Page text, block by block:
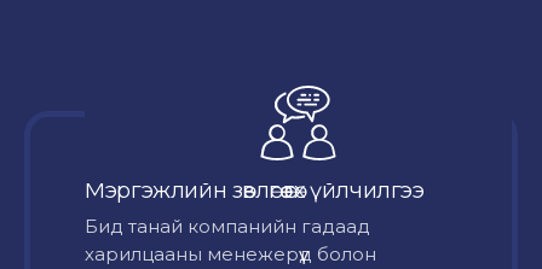
Мэргэжлийн зөвлөгөө өгөх үйлчилгээ
Бид танай компанийн гадаад
харилцааны менежерүүд болон